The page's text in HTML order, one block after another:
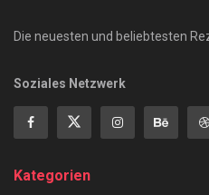
Die neuesten und beliebtesten
Soziales Netzwerk
Kategorien